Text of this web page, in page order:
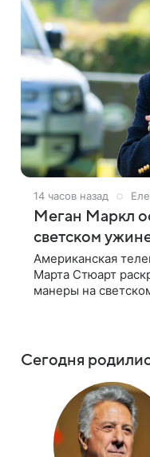
14 часов назад
Меган Маркл
светском
Американская
Марта Стюарт
манеры на
Сегодня